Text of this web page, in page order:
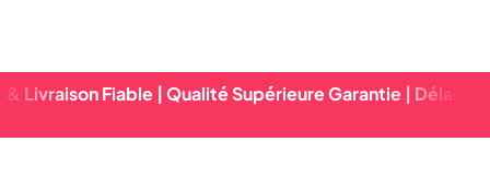
Fiable | Qualité Supérieure Garantie | Délai